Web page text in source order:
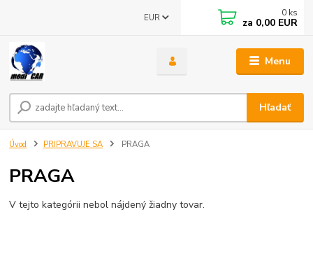
Menu
EUR
Hľadať
0 ks
za 0,00 EUR
Úvod PRIPRAVUJE SA PRAGA
PRAGA
V tejto kategórii nebol nájdený žiadny tovar.